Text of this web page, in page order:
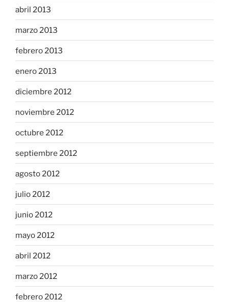
abril 2013
marzo 2013
febrero 2013
enero 2013
diciembre 2012
noviembre 2012
octubre 2012
septiembre 2012
agosto 2012
julio 2012
junio 2012
mayo 2012
abril 2012
marzo 2012
febrero 2012